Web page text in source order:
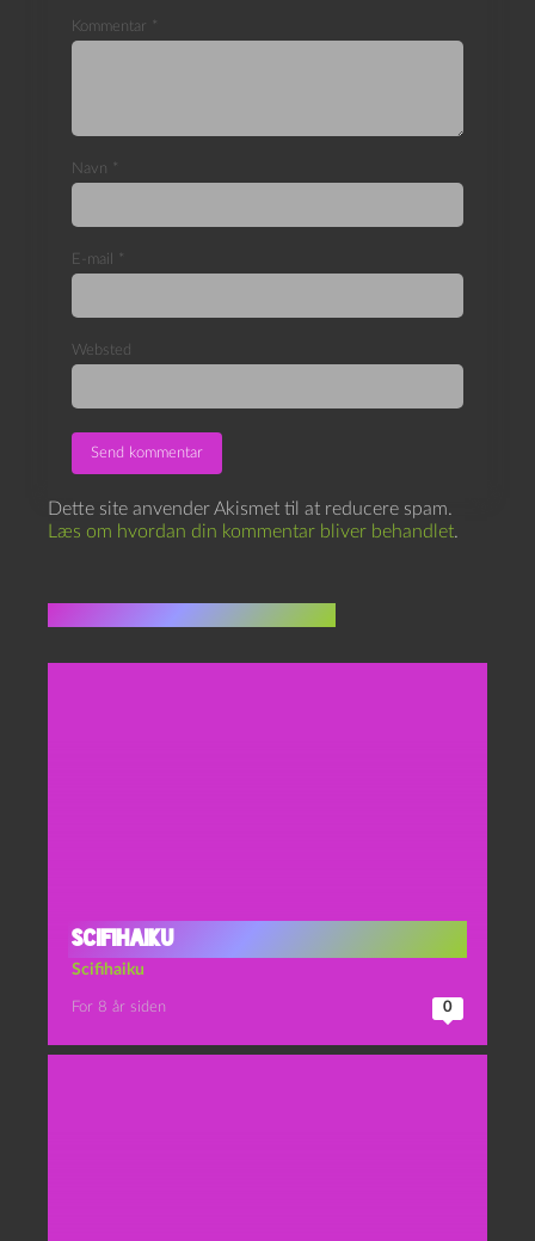
Kommentar *
Navn *
E-mail *
Websted
Dette site anvender Akismet til at reducere spam.
Læs om hvordan din kommentar bliver behandlet.
Scifihaiku
Scifihaiku
For 8 år siden 0